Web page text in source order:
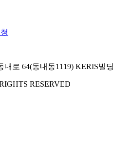
내로 64(동내동1119) KERIS빌딩
RESERVED